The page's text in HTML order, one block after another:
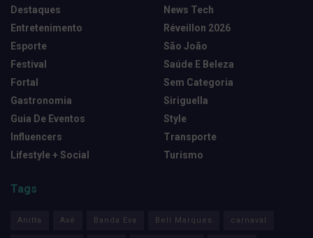
Destaques
Entretenimento
Esporte
Festival
Fortal
Gastronomia
Guia De Eventos
Influencers
Lifestyle + Social
News Tech
Réveillon 2026
São João
Saúde E Beleza
Sem Categoria
Siriguella
Style
Transporte
Turismo
Tags
Anitta Axé Banda Eva Bell Marques carnaval